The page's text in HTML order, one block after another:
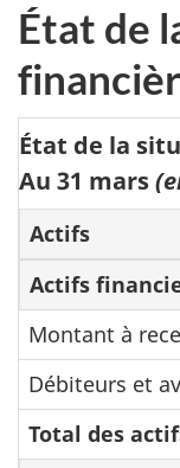
État de
État de la
Au 31 mars
Actifs
Actifs
Montant à
Débiteurs et
Total des